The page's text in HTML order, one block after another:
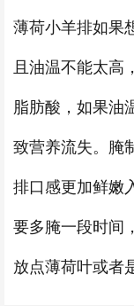
薄荷小羊排如果
且油温不能太高
脂肪酸，如果油
致营养流失。腌
排口感更加鲜嫩
要多腌一段时间
放点薄荷叶或者